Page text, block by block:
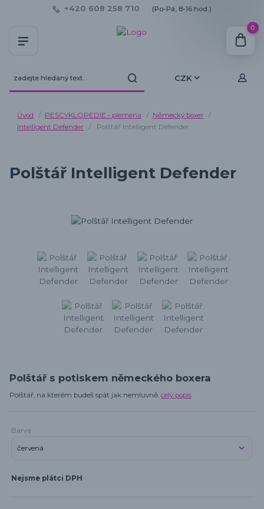
CZK
+420 608 258 710 (Po-Pá, 8-16 hod.)
0
Úvod PESCYKLOPEDIE - plemena
Německý boxer
Intelligent Defender
Polštář Intelligent Defender
Polštář Intelligent Defender
Polštář s potiskem německého boxera
Polštář, na kterém budeš spát jak nemluvně. celý popis
Barva
Nejsme plátci DPH